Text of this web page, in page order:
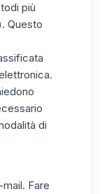
più
Questo
di
Fare